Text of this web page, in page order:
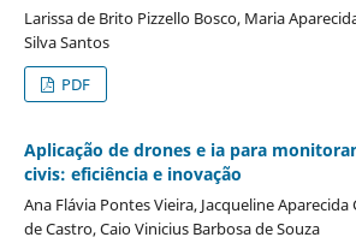
Larissa de Brito Pizzello Bosco, Maria
Silva Santos
PDF
Aplicação de drones e ia para
civis: eficiência e inovação
Ana Flávia Pontes Vieira, Jacqueline
de Castro, Caio Vinicius Barbosa de Souza